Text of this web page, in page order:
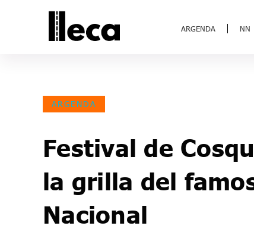
ARGENDA NN
ARGENDA
Festival de
la grilla del
Nacional